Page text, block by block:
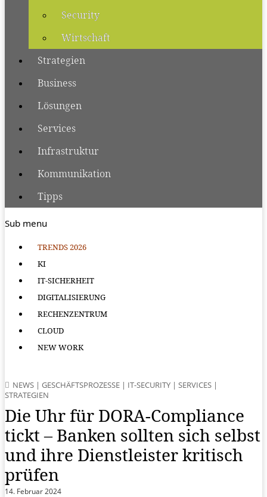
Security
Wirtschaft
Strategien
Business
Lösungen
Services
Infrastruktur
Kommunikation
Tipps
Sub menu
TRENDS 2026
KI
IT-SICHERHEIT
DIGITALISIERUNG
RECHENZENTRUM
CLOUD
NEW WORK
NEWS | GESCHÄFTSPROZESSE | IT-SECURITY | SERVICES |
STRATEGIEN
Die Uhr für DORA-Compliance
tickt – Banken sollten sich selbst
und ihre Dienstleister kritisch
prüfen
14. Februar 2024